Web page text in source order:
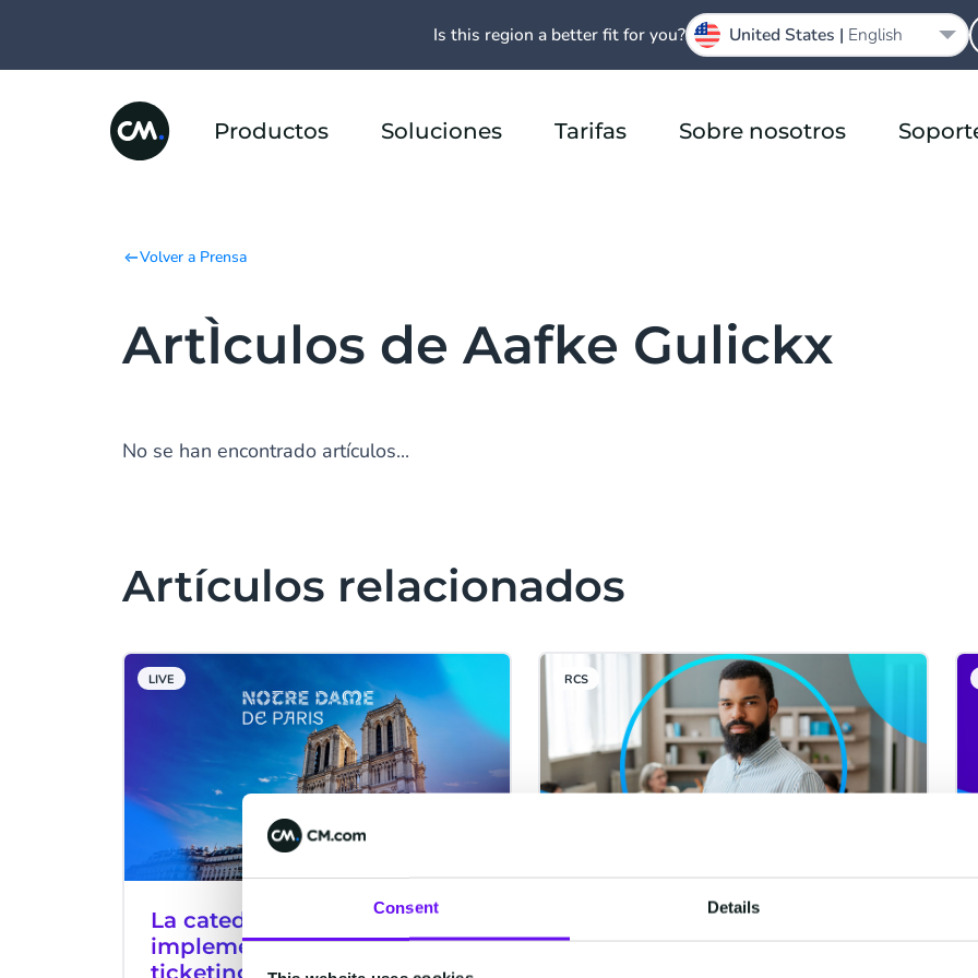
Consent Details
Productos Soluciones Tarifas Sobre nosotros
Volver a Prensa
ArtÌculos de Aafke Gulickx
No se han encontrado artículos...
Artículos relacionados
LIVE
La catedral de Notre-Dame
implementa una solución de
ticketing digital para su
RCS
CM.com observa una
aceleración en el uso de RCS
Is this region a better fit for you? United States | English